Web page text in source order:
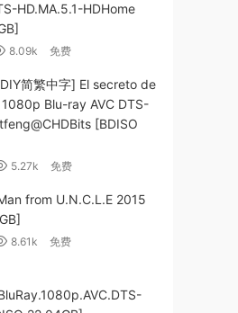
HD.MA.5.1-HDHome
8.09k 免费
简繁中字] El secreto de
Blu-ray AVC DTS-
[BDISO
5.27k 免费
from U.N.C.L.E 2015
8.61k 免费